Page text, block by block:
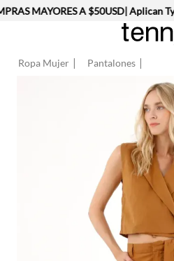
MAYORES A $50USD| Aplican
Ropa Mujer Pantalones